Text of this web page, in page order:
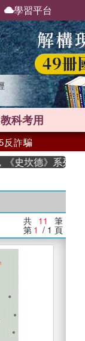
學習平台
教科考用
反詐騙
坎德》系列帶你
共 11 筆
第 1 / 1 頁